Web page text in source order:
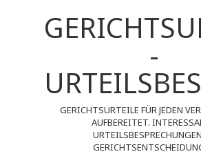
-
GERICHTSURTEILE FÜR JEDEN
AUFBEREITET.